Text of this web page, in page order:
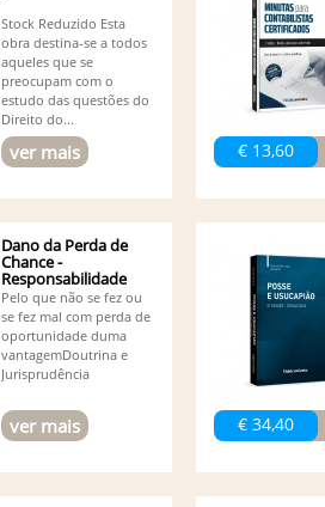
Stock Reduzido Esta
obra destina-se a todos
aqueles que se
preocupam com o
estudo das questões do
Direito do...
ver mais € 13,60
Dano da Perda de
Chance -
Responsabilidade
Civil - 3ª edição
Pelo que não se fez ou
se fez mal com perda de
oportunidade duma
vantagemDoutrina e
Jurisprudência
ver mais € 34,40